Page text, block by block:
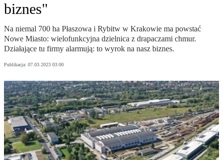
biznes"
Na niemal 700 ha Płaszowa i Rybitw w Krakowie ma powstać
Nowe Miasto: wielofunkcyjna dzielnica z drapaczami chmur.
Działające tu firmy alarmują: to wyrok na nasz biznes.
Publikacja: 07.03.2023 03:00